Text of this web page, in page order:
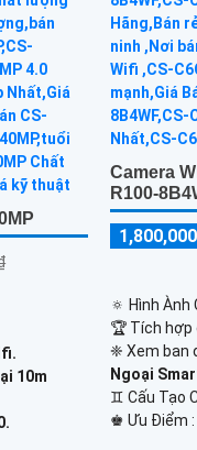
10m
Camera
R100-
🔅 Hình Ành
🏆 Tích hợp
❈ Xem ban
Ngoại
♊ Cấu Tạo
️♚ Ưu Điểm